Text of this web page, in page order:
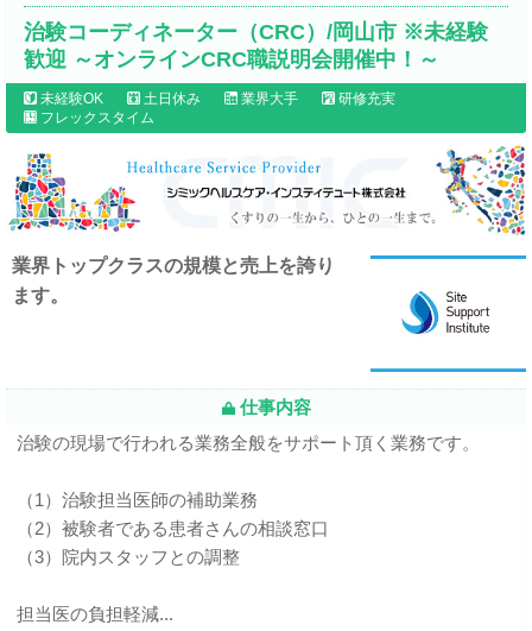
治験コーディネーター（CRC）/岡山市 ※未経験
歓迎 ～オンラインCRC職説明会開催中！～
未経験OK 土日休み 業界大手
研修充実
フレックスタイム
業界トップクラスの規模と売上を誇り
ます。
仕事内容
治験の現場で行われる業務全般をサポート頂く業務です。
（1）治験担当医師の補助業務
（2）被験者である患者さんの相談窓口
（3）院内スタッフとの調整
担当医の負担軽減...